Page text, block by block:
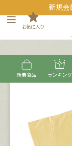
新規会
お気に入り
新着商品 ランキング